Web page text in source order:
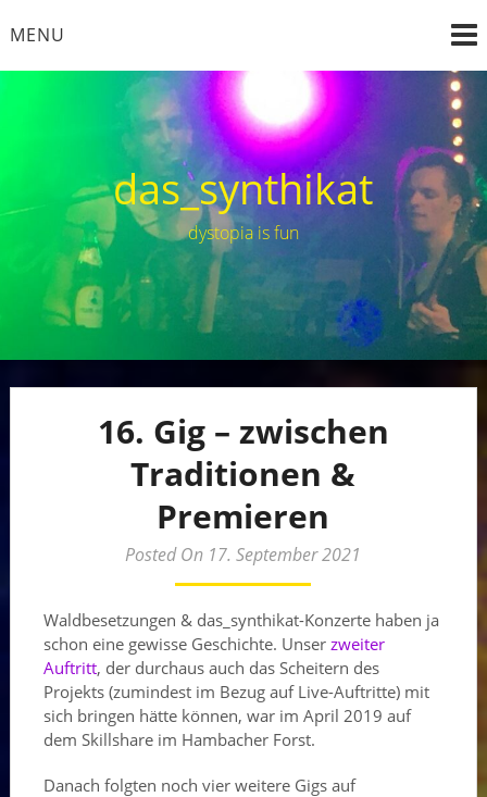
toMENU
das_synthikat
dystopia is fun
16. Gig – zwischen
Traditionen &
Premieren
Posted On 17. September 2021
Waldbesetzungen & das_synthikat-Konzerte haben ja
schon eine gewisse Geschichte. Unser zweiter
Auftritt, der durchaus auch das Scheitern des
Projekts (zumindest im Bezug auf Live-Auftritte) mit
sich bringen hätte können, war im April 2019 auf
dem Skillshare im Hambacher Forst.
Danach folgten noch vier weitere Gigs auf